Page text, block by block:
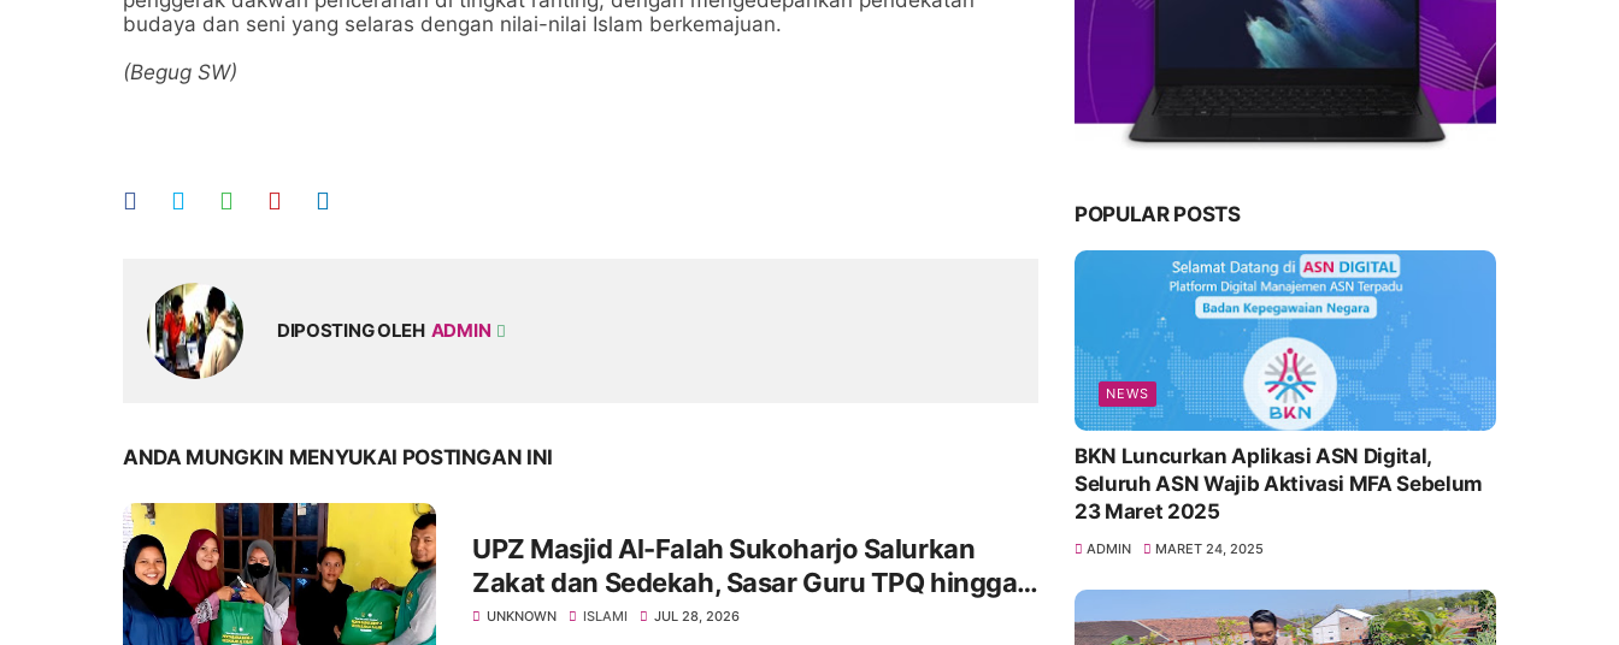
budaya dan seni yang selaras dengan nilai-nilai Islam berkemajuan.
(Begug SW)
DIPOSTING OLEH ADMIN
ANDA MUNGKIN MENYUKAI POSTINGAN INI
UPZ Masjid Al-Falah Sukoharjo Salurkan
Zakat dan Sedekah, Sasar Guru TPQ hingga
Pedagang Kaki Lima
UNKNOWN ISLAMI JUL 28, 2026
POPULAR POSTS
NEWS
BKN Luncurkan Aplikasi ASN Digital,
Seluruh ASN Wajib Aktivasi MFA Sebelum
23 Maret 2025
ADMIN MARET 24, 2025